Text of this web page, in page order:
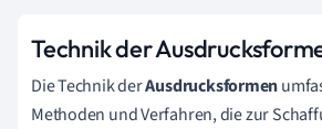
Technik der
Die Technik derAusdrucksformen
Methoden und Verfahren, die zur